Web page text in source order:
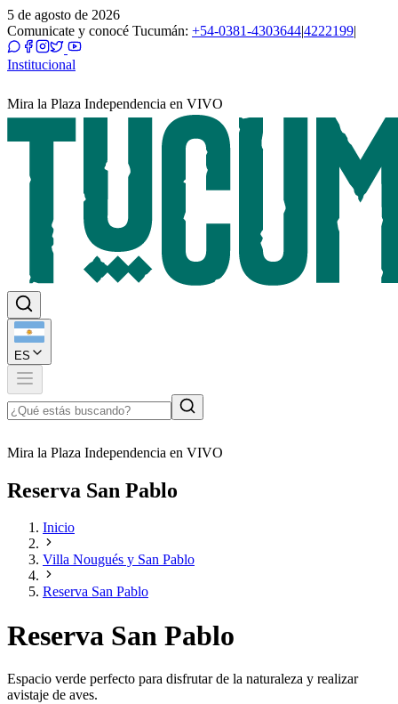
5 de agosto de 2026
Comunicate y conocé Tucumán: +54-0381-4303644|4222199|
Institucional
Mira la Plaza Independencia en VIVO
ES
Mira la Plaza Independencia en VIVO
Reserva San Pablo
Inicio
Villa Nougués y San Pablo
Reserva San Pablo
Reserva San Pablo
Espacio verde perfecto para disfrutar de la naturaleza y realizar
avistaje de aves.